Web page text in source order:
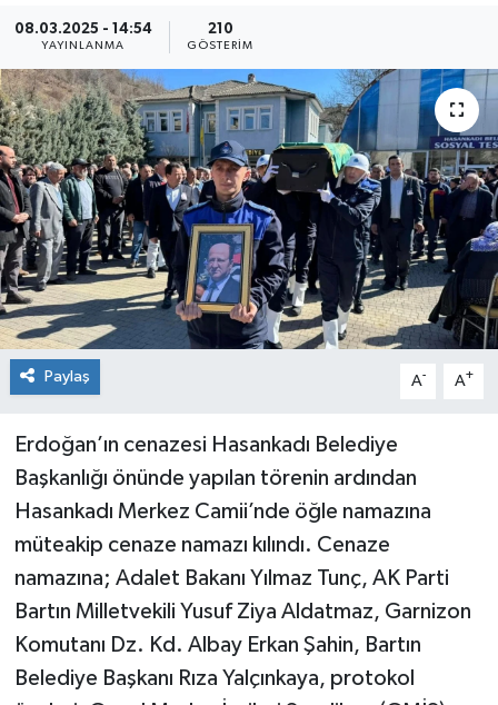
08.03.2025 - 14:54
YAYINLANMA
210
GÖSTERIM
Paylaş A- A+
Erdoğan’ın cenazesi Hasankadı Belediye
Başkanlığı önünde yapılan törenin ardından
Hasankadı Merkez Camii’nde öğle namazına
müteakip cenaze namazı kılındı. Cenaze
namazına; Adalet Bakanı Yılmaz Tunç, AK Parti
Bartın Milletvekili Yusuf Ziya Aldatmaz, Garnizon
Komutanı Dz. Kd. Albay Erkan Şahin, Bartın
Belediye Başkanı Rıza Yalçınkaya, protokol
Magazin
Medya
Mizah
Röportaj
Teknoloji